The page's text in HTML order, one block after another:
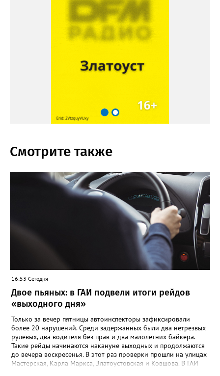
Смотрите также
16:53 Сегодня
Двое пьяных: в ГАИ подвели итоги рейдов
«выходного дня»
Только за вечер пятницы автоинспекторы зафиксировали
более 20 нарушений. Среди задержанных были два нетрезвых
рулевых, два водителя без прав и два малолетних байкера.
Такие рейды начинаются накануне выходных и продолжаются
до вечера воскресенья. В этот раз проверки прошли на улицах
Мастерская, Карла Маркса, Златоустовская и Ковшова. В ГАИ